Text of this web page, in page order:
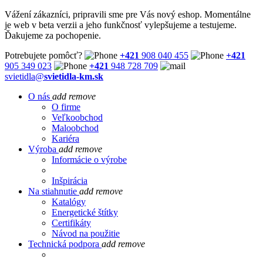
Vážení zákazníci, pripravili sme pre Vás nový eshop. Momentálne
je web v beta verzii a jeho funkčnosť vylepšujeme a testujeme.
Ďakujeme za pochopenie.
Potrebujete pomôcť?
+421 908 040 455
+421
905 349 023
+421 948 728 709
svietidla@svietidla-km.sk
O nás add remove
O firme
Veľkoobchod
Maloobchod
Kariéra
Výroba add remove
Informácie o výrobe
Inšpirácia
Na stiahnutie add remove
Katalógy
Energetické štítky
Certifikáty
Návod na použitie
Technická podpora add remove